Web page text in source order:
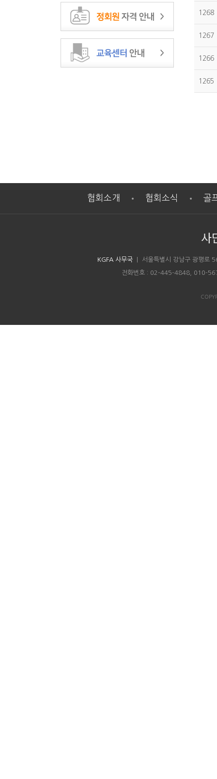
1268
1267
1266
1265
협회소개 협회소식 골
사
KGFA 사무국 | 서울특별시 강남구 광평
전화번호 : 02-445-4848, 010-